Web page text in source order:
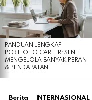
STORIES
PANDUAN LENGKAP
PORTFOLIO CAREER: SENI
MENGELOLA BANYAK PERAN
& PENDAPATAN
Berita INTERNASIONAL